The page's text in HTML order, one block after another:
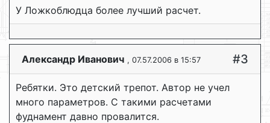
У Ложкоблюдца более лучший расчет.
Александр Иванович , 07.57.2006 в 15:57 #3
Ребятки. Это детский трепот. Автор не учел
много параметров. С такими расчетами
фуднамент давно провалится.